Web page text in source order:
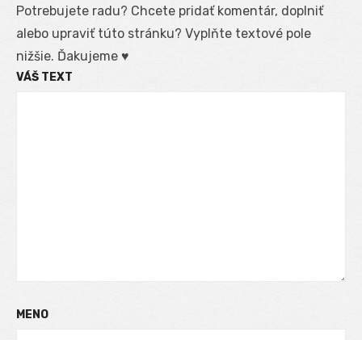
Potrebujete radu? Chcete pridať komentár, doplniť
alebo upraviť túto stránku? Vyplňte textové pole
nižšie. Ďakujeme ♥
VÁŠ TEXT
MENO